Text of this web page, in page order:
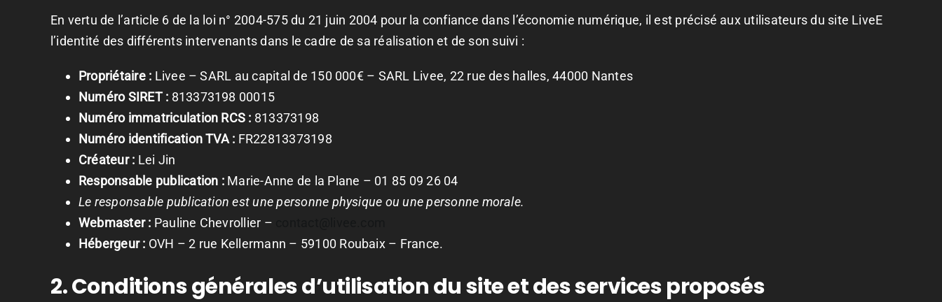
En vertu de l’article 6 de la loi n° 2004-575 du 21 juin 2004 pour la confiance dans l’économie numérique, il est précisé aux utilisateurs du site LiveE
l’identité des différents intervenants dans le cadre de sa réalisation et de son suivi :
Propriétaire : Livee – SARL au capital de 150 000€ – SARL Livee, 22 rue des halles, 44000 Nantes
Numéro SIRET : 813373198 00015
Numéro immatriculation RCS : 813373198
Numéro identification TVA : FR22813373198
Créateur : Lei Jin
Responsable publication :Marie-Anne de la Plane – 01 85 09 26 04
Le responsable publication est une personne physique ou une personne morale.
Webmaster : Pauline Chevrollier –
Hébergeur : OVH – 2 rue Kellermann – 59100 Roubaix – France.
2. Conditions générales d’utilisation du site et des services proposés